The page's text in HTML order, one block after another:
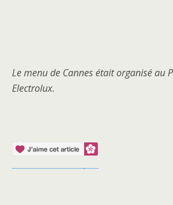
Le menu de Cannes était organisé au
Electrolux.